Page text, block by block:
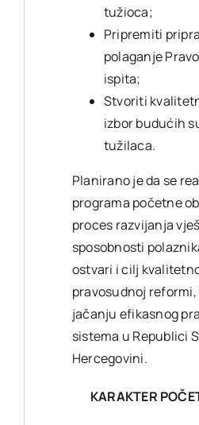
tužioca;
Pripremiti
polaganje
ispita;
Stvoriti
izbor budućih
tužilaca.
Planirano je da se
programa početne
proces razvijanja
sposobnosti
ostvari i cilj
pravosudnoj
jačanju efikasnog
sistema u Republici
Hercegovini.
KARAKTER